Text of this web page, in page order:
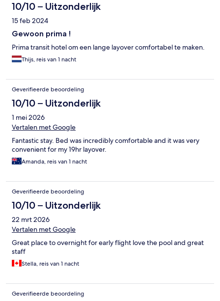
10/10 – Uitzonderlijk
15 feb 2024
Gewoon prima !
Prima transit hotel om een lange layover comfortabel te maken.
Thijs, reis van 1 nacht
Geverifieerde beoordeling
10/10 – Uitzonderlijk
1 mei 2026
Vertalen met Google
Fantastic stay. Bed was incredibly comfortable and it was very
convenient for my 19hr layover.
Amanda, reis van 1 nacht
Geverifieerde beoordeling
10/10 – Uitzonderlijk
22 mrt 2026
Vertalen met Google
Great place to overnight for early flight love the pool and great
staff
Stella, reis van 1 nacht
Geverifieerde beoordeling